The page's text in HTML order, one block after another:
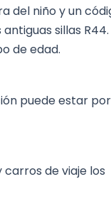
del niño y un
sillas
de edad.
puede estar
de viaje los